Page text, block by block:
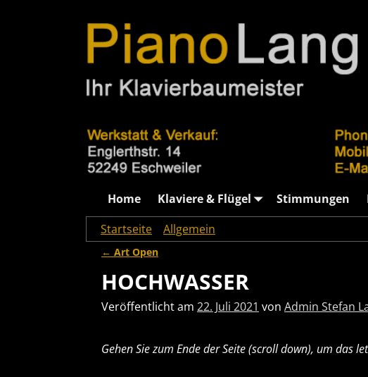
Home Klaviere & Flügel Stimmungen
Startseite
Allgemein
← Art Open
HOCHWASSER
Veröffentlicht am 22. Juli 2021 von Admin Stefan
Gehen Sie zum Ende der Seite (scroll down), um das